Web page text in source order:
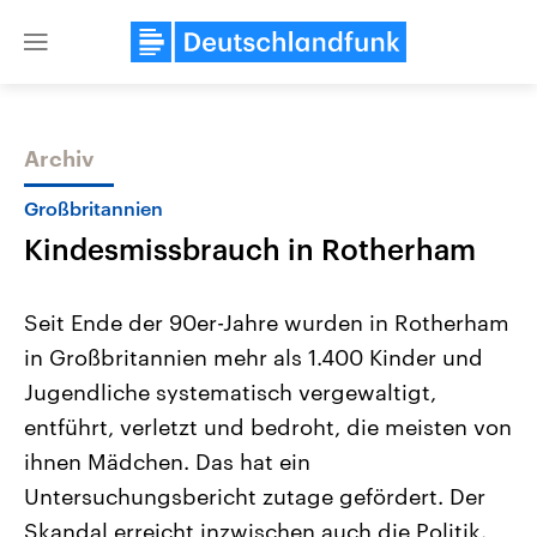
Close
Themen
Landtagswahl Sachsen-Anhalt
2026
Alle Informationen
Sachsen-Anhalt wählt am 6.
September 2026 einen neuen
Landtag. Seit 2021 wird das
Bundesland von einer Koalition aus
USA
Aktuelle Beiträge,
gehören die Vereinigten
den mächtigsten Ländern
mit großem Einfluss auf
Archiv
Großbritannien
Kindesmissbrauch in Rotherham
Seit Ende der 90er-Jahre wurden in Rotherham
in Großbritannien mehr als 1.400 Kinder und
Jugendliche systematisch vergewaltigt,
entführt, verletzt und bedroht, die meisten von
ihnen Mädchen. Das hat ein
Untersuchungsbericht zutage gefördert. Der
Skandal erreicht inzwischen auch die Politik.